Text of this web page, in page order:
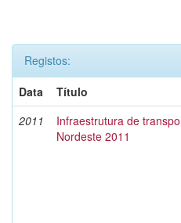
Registos:
Data
Título
2011
Infraestrutura de
Nordeste 2011